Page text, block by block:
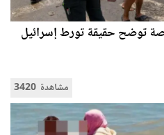
توضح حقيقة تورط إسرائيل
3420 مشاهدة